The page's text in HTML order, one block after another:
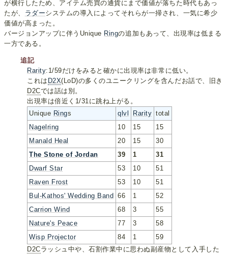
が横行したため、アイテム売買の通貨にまで価値が落ちた時代もあっ
たが、 ラダーシステムの導入によってそれらが一掃され、一気に希少
価値が高まった。
バージョンアップに伴うUnique Ringの追加もあって、出現率は低まる
一方である。
追記
Rarity:1/59だけをみると確かに出現率は非常に低い。
これは D2X(LoD)の多くのユニークリングを含んだお話で、旧き
D2Cでは話は別。
出現率は倍近く1/31に跳ね上がる。
Unique Rings qlvl Rarity total
Nagelring
10 15
15
Manald Heal
20 15
30
The Stone of Jordan
39 1
31
Dwarf Star
53 10
51
Raven Frost
53 10
51
Bul-Kathos' Wedding Band 66 1
52
Carrion Wind
68 3
55
Nature's Peace
77 3
58
Wisp Projector
84 1
59
D2Cラッシュ中や、石割作業中に思わぬ副産物として入手した